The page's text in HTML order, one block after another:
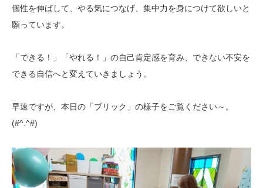
個性を伸ばして、やる気につなげ、集中力を身につけて欲しいと
願っています。
「できる！」「やれる！」の自己肯定感を育み、できない不安を
できる自信へと変えていきましょう。
早速ですが、本日の「ブリック」の様子をご覧ください～。
(#^.^#)